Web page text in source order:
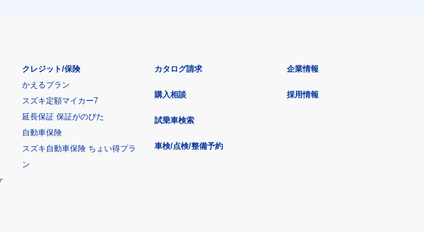
クレジット/保険
かえるプラン
スズキ定額マイカー7
延長保証 保証がのびた
自動車保険
スズキ自動車保険 ちょい得プラ
ン
カタログ請求
購入相談
試乗車検索
車検/点検/整備予約
企業情報
採用情報